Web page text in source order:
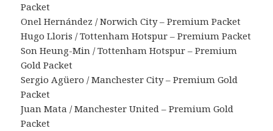
Packet
Onel Hernández / Norwich City – Premium Packet
Hugo Lloris / Tottenham Hotspur – Premium Packet
Son Heung-Min / Tottenham Hotspur – Premium
Gold Packet
Sergio Agüero / Manchester City – Premium Gold
Packet
Juan Mata / Manchester United – Premium Gold
Packet